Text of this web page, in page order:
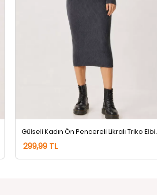
299,99 TL